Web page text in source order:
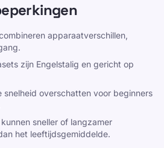
kan later in het leven sterk
oefening.
apparaatverschillen,
zijn Engelstalig en gericht op
snelheid overschatten voor beginners
sneller of langzamer
het leeftijdsgemiddelde.